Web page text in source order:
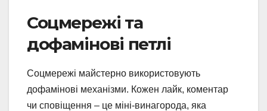
Соцмережі та
дофамінові петлі
Соцмережі майстерно використовують
дофамінові механізми. Кожен лайк, коментар
чи сповіщення – це міні-винагорода, яка